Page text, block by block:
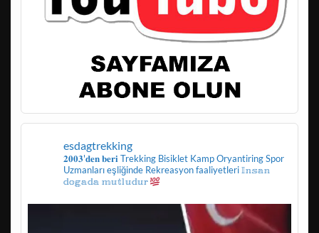
esdagtrekking
𝟐𝟎𝟎𝟑'𝐝𝐞𝐧 𝐛𝐞𝐫𝐢TrekkingBisikletKampOryantiringSpor
Uzmanları eşliğinde Rekreasyon faaliyetleri𝕀𝕟𝕤𝕒𝕟
𝕕𝕠𝕘𝕒𝕕𝕒 𝕞𝕦𝕥𝕝𝕦𝕕𝕦𝕣